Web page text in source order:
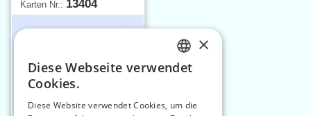
Karten Nr.: 13404
CZECH
×
Diese Webseite verwendet
Cookies.
Diese Website verwendet Cookies, um die